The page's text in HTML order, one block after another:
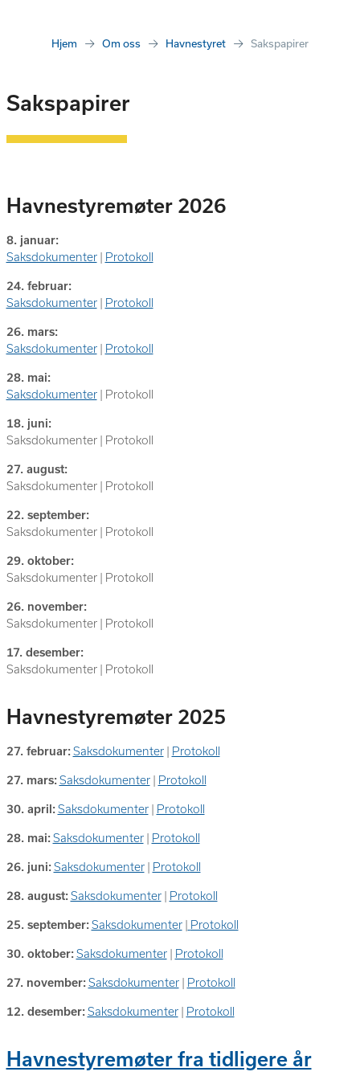
Hjem Om oss Havnestyret Sakspapirer
Sakspapirer
Havnestyremøter 2026
8. januar:
Saksdokumenter| Protokoll
24. februar:
Saksdokumenter| Protokoll
26. mars:
Saksdokumenter| Protokoll
28. mai:
Saksdokumenter| Protokoll
18. juni:
Saksdokumenter | Protokoll
27. august:
Saksdokumenter | Protokoll
22. september:
Saksdokumenter | Protokoll
29. oktober:
Saksdokumenter | Protokoll
26. november:
Saksdokumenter | Protokoll
17. desember:
Saksdokumenter | Protokoll
Havnestyremøter 2025
27. februar: Saksdokumenter| Protokoll
27. mars: Saksdokumenter| Protokoll
30. april: Saksdokumenter| Protokoll
28. mai: Saksdokumenter| Protokoll
26. juni: Saksdokumenter| Protokoll
28. august: Saksdokumenter| Protokoll
25. september: Saksdokumenter| Protokoll
30. oktober: Saksdokumenter| Protokoll
27. november: Saksdokumenter| Protokoll
12. desember: Saksdokumenter| Protokoll
Havnestyremøter fra tidligere år